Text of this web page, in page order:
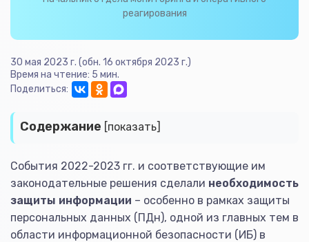
реагирования
30 мая 2023 г. (обн. 16 октября 2023 г.)
Время на чтение: 5 мин.
Поделиться:
Содержание [показать]
События 2022-2023 гг. и соответствующие им
законодательные решения сделали необходимость
защиты информации – особенно в рамках защиты
персональных данных (ПДн), одной из главных тем в
области информационной безопасности (ИБ) в